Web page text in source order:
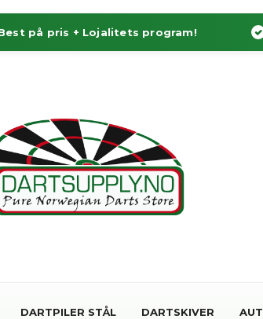
på pris + Lojalitets program!
DARTPILER STÅL DARTSKIVER